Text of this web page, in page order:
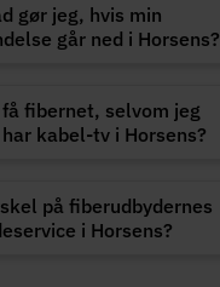
gør jeg, hvis min
går ned i Horsens?
fibernet, selvom jeg
kabel-tv i Horsens?
på fiberudbydernes
i Horsens?